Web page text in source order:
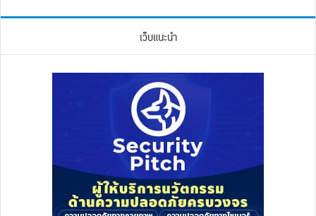
เว็บแนะนำ